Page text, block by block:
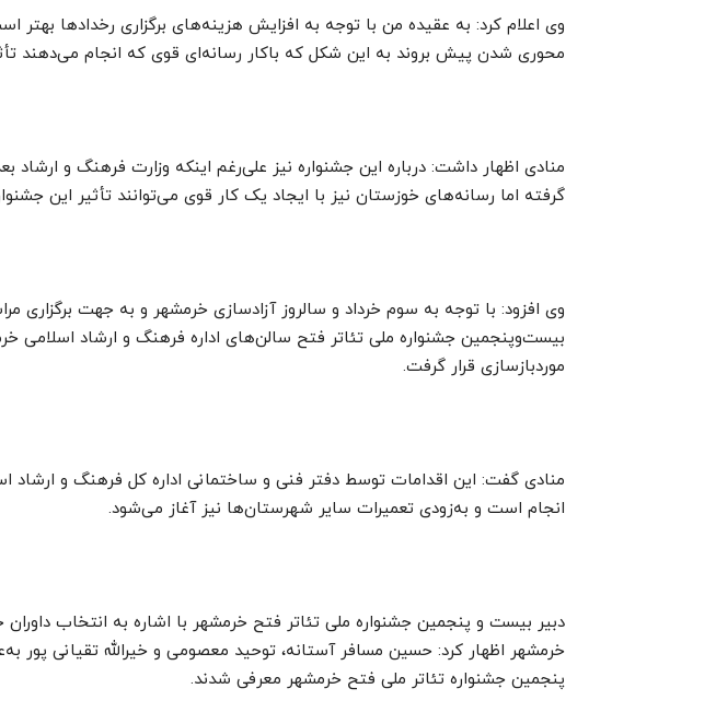
وی اعلام کرد: به عقیده من با توجه به افزایش هزینه‌های برگزاری رخدادها
محوری شدن پیش بروند به این شکل که باکار رسانه‌ای قوی که انجام می‌دهند
منادی اظهار داشت: درباره این جشنواره نیز علی‌رغم اینکه وزارت فرهنگ و ارشاد
گرفته اما رسانه‌های خوزستان نیز با ایجاد یک کار قوی می‌توانند تأثیر این
وی افزود: با توجه به سوم خرداد و سالروز آزادسازی خرمشهر و به جهت برگزاری
بیست‌وپنجمین جشنواره ملی تئاتر فتح سالن‌های اداره فرهنگ و ارشاد اسلامی
موردبازسازی قرار گرفت.
منادی گفت: این اقدامات توسط دفتر فنی و ساختمانی اداره کل فرهنگ و ارشاد
انجام است و به‌زودی تعمیرات سایر شهرستان‌ها نیز آغاز می‌شود.
دبیر بیست و پنجمین جشنواره ملی تئاتر فتح خرمشهر با اشاره به انتخاب داوران
خرمشهر اظهار کرد: حسین مسافر آستانه، توحید معصومی و خیرالله تقیانی پور
پنجمین جشنواره تئاتر ملی فتح خرمشهر معرفی شدند.